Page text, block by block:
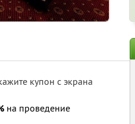
купон с экрана
на проведение